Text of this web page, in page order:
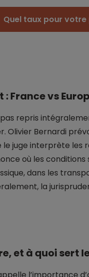
Quel taux pour votre
France vs
repris
Bernardi
le juge interprète les
où les
dans les
la
et à quoi sert
l’importance